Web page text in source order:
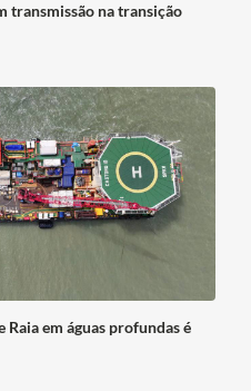
transmissão na transição
em águas profundas é